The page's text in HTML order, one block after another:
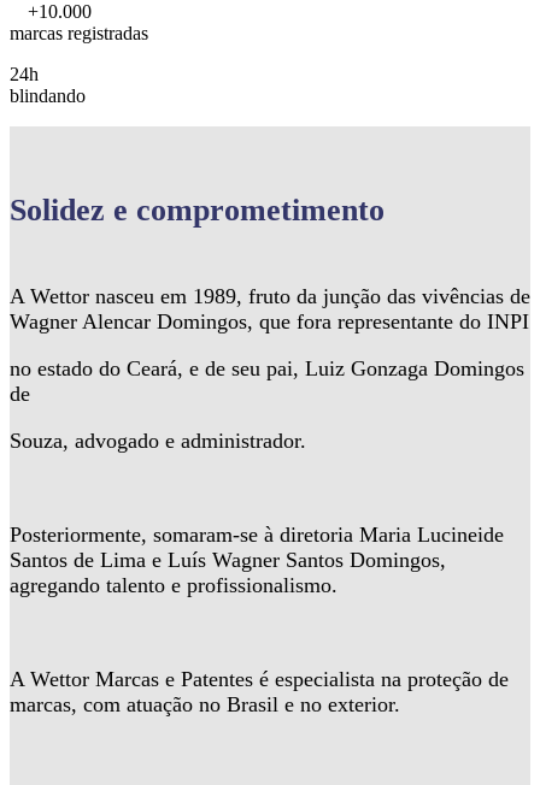
+10.000
marcas registradas
24h
blindando
Solidez e comprometimento
A Wettor nasceu em 1989, fruto da junção das vivências de
Wagner Alencar Domingos, que fora representante do INPI
no estado do Ceará, e de seu pai, Luiz Gonzaga Domingos
de
Souza, advogado e administrador.
Posteriormente, somaram-se à diretoria Maria Lucineide
Santos de Lima e Luís Wagner Santos Domingos,
agregando talento e profissionalismo.
A Wettor Marcas e Patentes é especialista na proteção de
marcas, com atuação no Brasil e no exterior.